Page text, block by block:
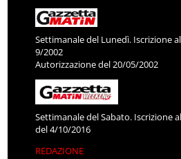
Settimanale del Lunedì. Iscrizione
9/2002
Autorizzazione del 20/05/2002
Settimanale del Sabato. Iscrizione
del 4/10/2016
REDAZIONE